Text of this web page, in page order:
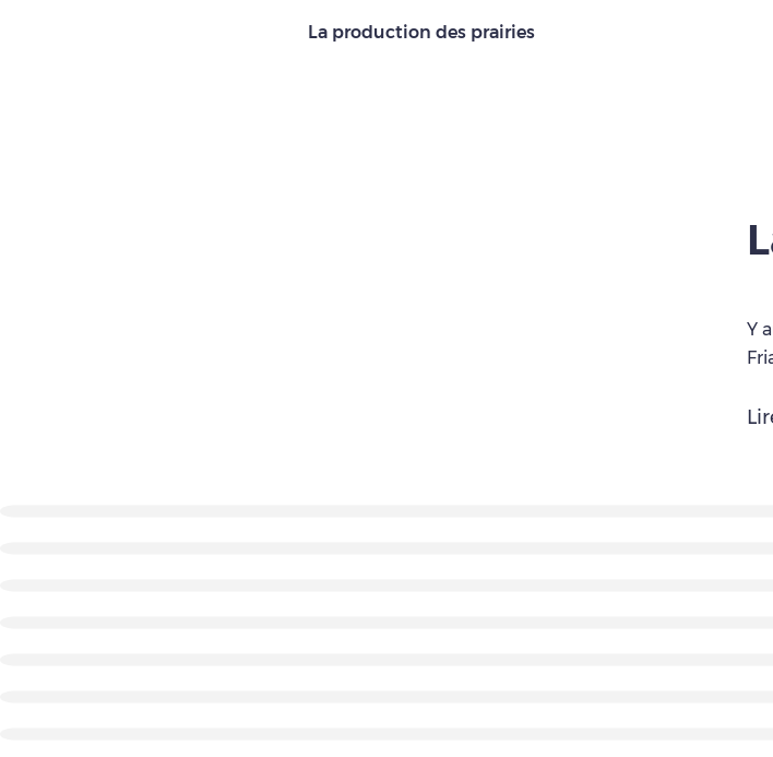
La production des prairies
Y